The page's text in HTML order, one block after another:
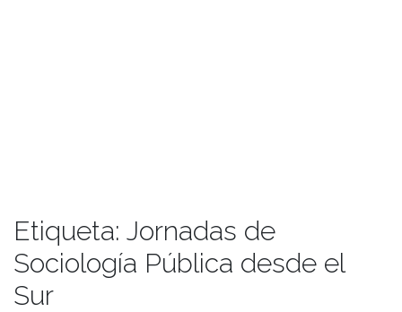
Etiqueta: Jornadas de
Sociología Pública desde el
Sur